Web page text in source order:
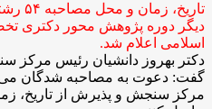
اسلامی اعلام شد.
دکتر بهروز دانشیان رئیس مرکز
گفت: دعوت به مصاحبه شدگان می
مرکز سنجش و پذیرش از تاریخ،